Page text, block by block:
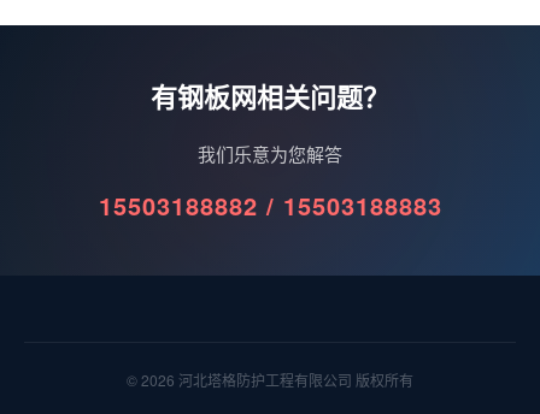
有钢板网相关问题？
我们乐意为您解答
15503188882 / 15503188883
© 2026 河北塔格防护工程有限公司 版权所有